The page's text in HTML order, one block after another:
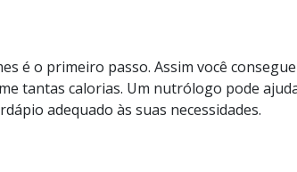
é o primeiro passo. Assim você
tantas calorias. Um nutrólogo pode
adequado às suas necessidades.